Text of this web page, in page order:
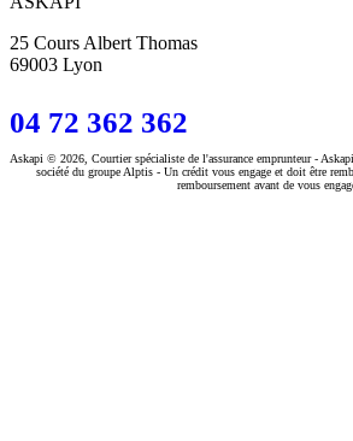
25 Cours Albert Thomas
69003 Lyon
04 72 362 362
Askapi © 2026, Courtier spécialiste de l'assurance emprunteur -
société du groupe Alptis - Un crédit vous engage et doit être
remboursement avant de vous